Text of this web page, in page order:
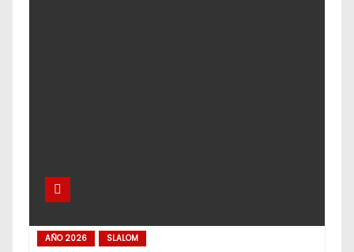
AÑO 2026 SLALOM